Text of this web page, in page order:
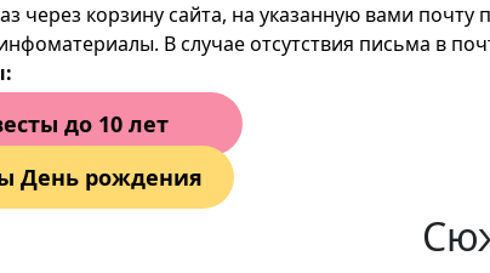
через корзину сайта, на указанную вами
В случае отсутствия письма в
до 10 лет
День рождения